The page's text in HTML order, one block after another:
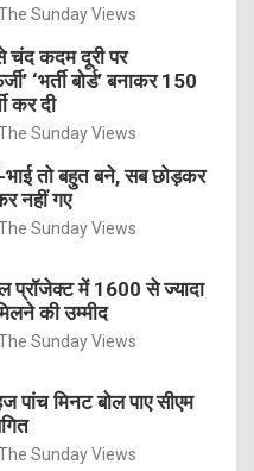
Sunday Views
चंद कदम दूरी पर
‘भर्ती बोर्ड’ बनाकर 150
कर दी
Sunday Views
भाई तो बहुत बने, सब छोड़कर
नहीं गए
Sunday Views
प्रॉजेक्ट में 1600 से ज्यादा
की उम्मीद
Sunday Views
पांच मिनट बोल पाए सीएम
Sunday Views